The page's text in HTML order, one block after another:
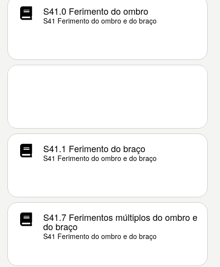
S41.0 Ferimento do ombro
S41 Ferimento do ombro e do braço
S41.1 Ferimento do braço
S41 Ferimento do ombro e do braço
S41.7 Ferimentos múltiplos do ombro e
do braço
S41 Ferimento do ombro e do braço